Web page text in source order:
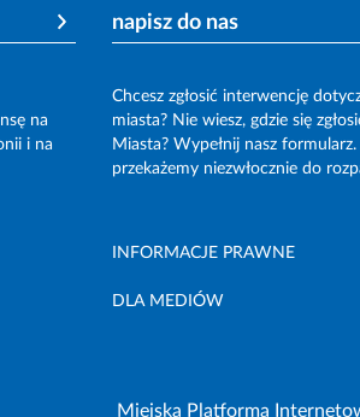
na
i na
napisz do nas
Chcesz zgłosić interwencję
miasta? Nie wiesz, gdzie się
Miasta? Wypełnij nasz formularz.
przekażemy niezwłocznie do
INFORMACJE PRAWNE
DLA MEDIÓW
Miejska Platforma